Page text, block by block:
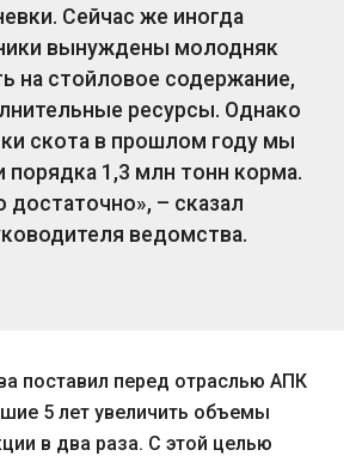
Сейчас же иногда
вынуждены молодняк
на стойловое содержание,
ресурсы. Однако
скота в прошлом году мы
порядка 1,3 млн тонн корма.
достаточно», – сказал
ведомства.
поставил перед отраслью АПК
5 лет увеличить объемы
в два раза. С этой целью